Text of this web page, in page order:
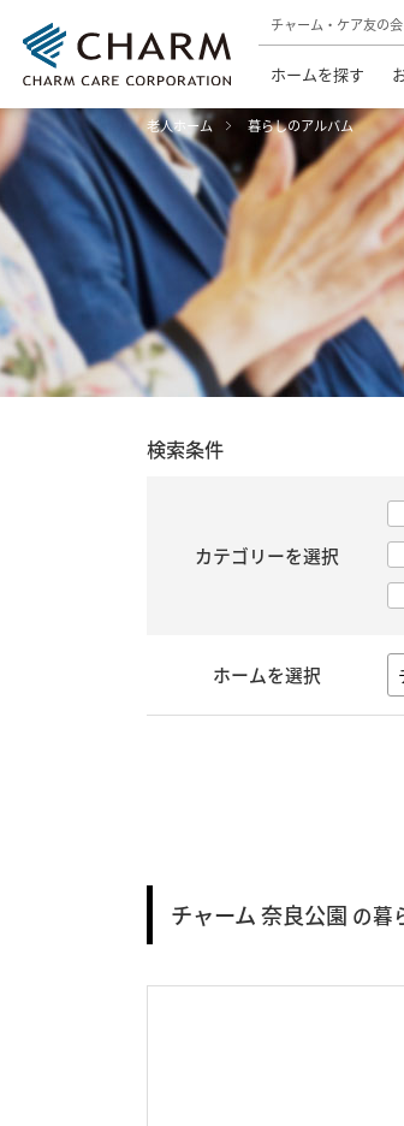
チャーム・ケア友の会
ホームを探す
老人ホーム 暮らしのアルバム
検索条件
カテゴリーを選択
ホームを選択
チャーム 奈良公園 の暮